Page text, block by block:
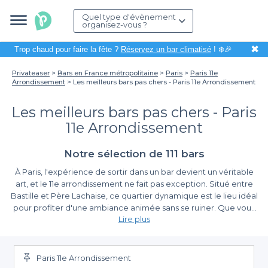
Quel type d'évènement
organisez-vous ?
Trop chaud pour faire la fête ? Réservez un bar climatisé! ❄️🎉 ✖
Privateaser Bars en France métropolitaine Paris
Paris 11e
Arrondissement
Les meilleurs bars pas chers - Paris 11e Arrondissement
Les meilleurs bars pas chers - Paris
11e Arrondissement
Notre sélection de 111 bars
À Paris, l'expérience de sortir dans un bar devient un véritable
art, et le 11e arrondissement ne fait pas exception. Situé entre
Bastille et Père Lachaise, ce quartier dynamique est le lieu idéal
pour profiter d'une ambiance animée sans se ruiner. Que vous
planifiez une soirée décontractée entre amis ou un afterwork
est important de trouver des bars à prix abordables qui allient
convivialité et qualité.
Découvrez la simplicité de la réservation avec
Privateaser
Lire plus
Paris 11e Arrondissement